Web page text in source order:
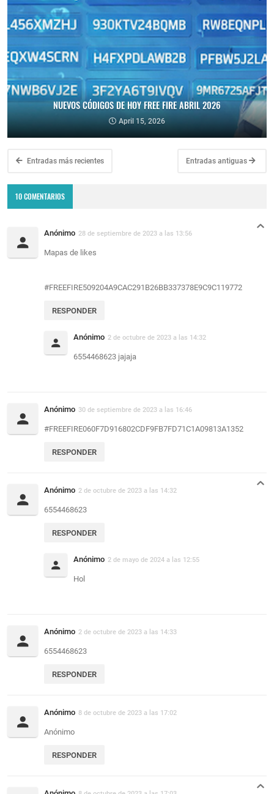
NUEVOS CÓDIGOS DE HOY FREE FIRE ABRIL 2026
April 15, 2026
Entradas más recientes Entradas antiguas
10 COMENTARIOS
Anónimo 28 de septiembre de 2023 a las 13:56
Mapas de likes
#FREEFIRE509204A9CAC291B26BB337378E9C9C119772
RESPONDER
Anónimo 2 de octubre de 2023 a las 14:32
6554468623 jajaja
Anónimo 30 de septiembre de 2023 a las 16:46
#FREEFIRE060F7D916802CDF9FB7FD71C1A09813A1352
RESPONDER
Anónimo 2 de octubre de 2023 a las 14:32
6554468623
RESPONDER
Anónimo 2 de mayo de 2024 a las 12:55
Hol
Anónimo 2 de octubre de 2023 a las 14:33
6554468623
RESPONDER
Anónimo 8 de octubre de 2023 a las 17:02
Anónimo
RESPONDER